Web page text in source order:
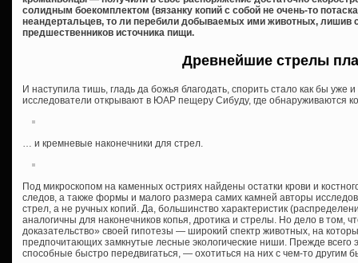
солидным боекомплектом (вязанку копий с собой не очень-то
неандертальцев, то ли перебили добываемых ими животных, лишив
предшественников источника пищи.
Древнейшие стрелы
И наступила тишь, гладь да божья благодать, спорить стало как бы уже
исследователи открывают в ЮАР пещеру Сибуду, где обнаруживаются
… и кремневые наконечники для стрел.
Под микроскопом на каменных остриях найдены остатки крови и
следов, а также формы и малого размера самих камней авторы
стрел, а не ручных копий. Да, большинство характеристик
аналогичны для наконечников копья, дротика и стрелы. Но дело в том,
доказательство» своей гипотезы — широкий спектр животных, на
предпочитающих замкнутые лесные экологические ниши. Прежде всего
способные быстро передвигаться, — охотиться на них с чем-то другим